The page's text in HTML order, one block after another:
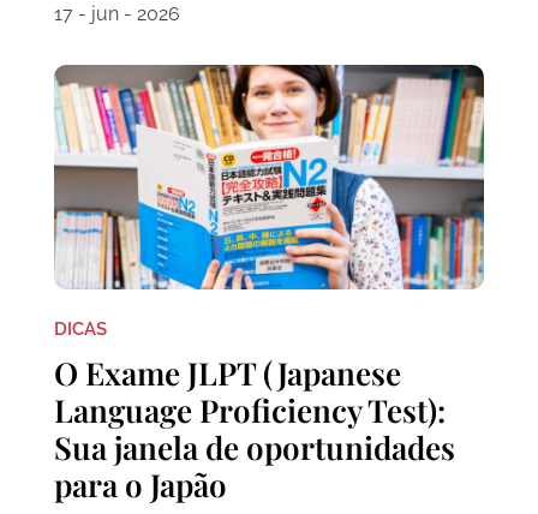
17 - jun - 2026
DICAS
O Exame JLPT (Japanese
Language Proficiency Test):
Sua janela de oportunidades
para o Japão